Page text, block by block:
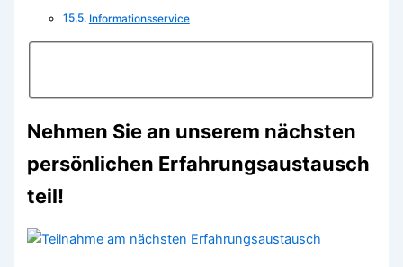
Informationsservice
Nehmen Sie an unserem nächsten
persönlichen Erfahrungsaustausch
teil!